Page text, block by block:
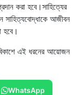
করা হবে।সাহিত্যের
সাহিত্যবোদ্ধাকে আজীবন
হবে।
এই ধরনের আয়োজন
WhatsApp